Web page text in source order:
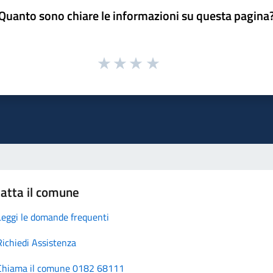
sono chiare le informazioni su questa
il comune
le domande frequenti
Assistenza
il comune 0182 68111